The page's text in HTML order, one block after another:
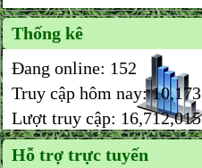
Thống kê
Đang online: 152
Truy cập hôm nay:10,173
Lượt truy cập: 16,712,015
Hỗ trợ trực tuyến